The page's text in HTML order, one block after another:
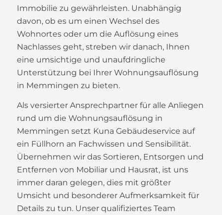
Immobilie zu gewährleisten. Unabhängig
davon, ob es um einen Wechsel des
Wohnortes oder um die Auflösung eines
Nachlasses geht, streben wir danach, Ihnen
eine umsichtige und unaufdringliche
Unterstützung bei Ihrer Wohnungsauflösung
in Memmingen zu bieten.
Als versierter Ansprechpartner für alle Anliegen
rund um die Wohnungsauflösung in
Memmingen setzt Kuna Gebäudeservice auf
ein Füllhorn an Fachwissen und Sensibilität.
Übernehmen wir das Sortieren, Entsorgen und
Entfernen von Mobiliar und Hausrat, ist uns
immer daran gelegen, dies mit größter
Umsicht und besonderer Aufmerksamkeit für
Details zu tun. Unser qualifiziertes Team